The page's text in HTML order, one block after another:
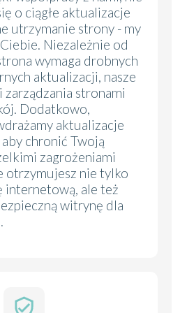
o ciągłe aktualizacje
utrzymanie strony - my
Niezależnie od
wymaga drobnych
aktualizacji, nasze
zarządzania stronami
Dodatkowo,
aktualizacje
chronić Twoją
zagrożeniami
otrzymujesz nie tylko
internetową, ale też
witrynę dla